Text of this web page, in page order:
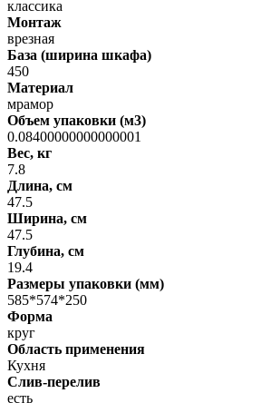
классика
Монтаж
врезная
База (ширина шкафа)
450
Материал
мрамор
Объем упаковки (м3)
0.08400000000000001
Вес, кг
7.8
Длина, см
47.5
Ширина, см
47.5
Глубина, см
19.4
Размеры упаковки (мм)
585*574*250
Форма
круг
Область применения
Кухня
Слив-перелив
есть